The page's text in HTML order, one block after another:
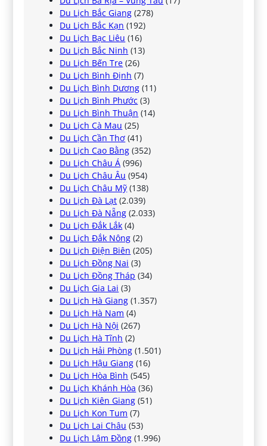
Du Lịch Bắc Giang (278)
Du Lịch Bắc Kạn (192)
Du Lịch Bạc Liêu (16)
Du Lịch Bắc Ninh (13)
Du Lịch Bến Tre (26)
Du Lịch Bình Định (7)
Du Lịch Bình Dương (11)
Du Lịch Bình Phước (3)
Du Lịch Bình Thuận (14)
Du Lịch Cà Mau (25)
Du Lịch Cần Thơ (41)
Du Lịch Cao Bằng (352)
Du Lịch Châu Á (996)
Du Lịch Châu Âu (954)
Du Lịch Châu Mỹ (138)
Du Lịch Đà Lạt (2.039)
Du Lịch Đà Nẵng (2.033)
Du Lịch Đắk Lắk (4)
Du Lịch Đắk Nông (2)
Du Lịch Điện Biên (205)
Du Lịch Đồng Nai (3)
Du Lịch Đồng Tháp (34)
Du Lịch Gia Lai (3)
Du Lịch Hà Giang (1.357)
Du Lịch Hà Nam (4)
Du Lịch Hà Nội (267)
Du Lịch Hà Tĩnh (2)
Du Lịch Hải Phòng (1.501)
Du Lịch Hậu Giang (16)
Du Lịch Hòa Bình (545)
Du Lịch Khánh Hòa (36)
Du Lịch Kiên Giang (51)
Du Lịch Kon Tum (7)
Du Lịch Lai Châu (53)
Du Lịch Lâm Đồng (1.996)